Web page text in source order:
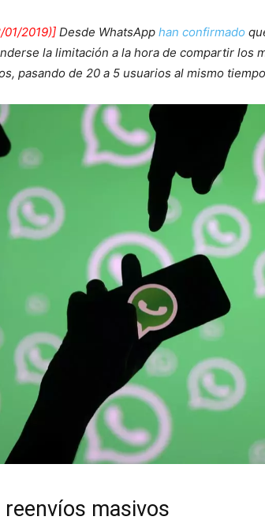
01/2019)] Desde WhatsApp han confirmado
la limitación a la hora de compartir los
pasando de 20 a 5 usuarios al mismo
masivos